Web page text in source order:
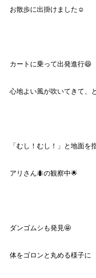
お散歩に出掛けました☺️
カートに乗って出発進行😆
心地よい風が吹いてきて、
「むし！むし！」と地面を
アリさん🐜の観察中🌟
ダンゴムシも発見🤩
体をゴロンと丸める様子に